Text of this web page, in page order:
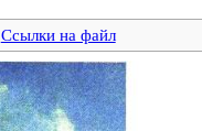
Ссылки на файл